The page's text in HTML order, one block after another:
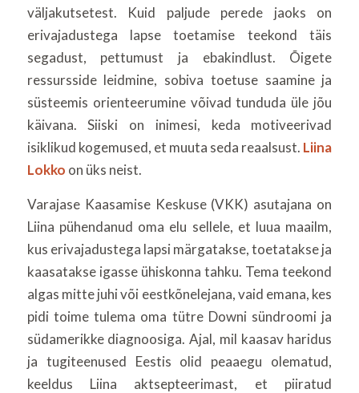
väljakutsetest. Kuid paljude perede jaoks on
erivajadustega lapse toetamise teekond täis
segadust, pettumust ja ebakindlust. Õigete
ressursside leidmine, sobiva toetuse saamine ja
süsteemis orienteerumine võivad tunduda üle jõu
käivana. Siiski on inimesi, keda motiveerivad
isiklikud kogemused, et muuta seda reaalsust. Liina
Lokko on üks neist.
Varajase Kaasamise Keskuse (VKK) asutajana on
Liina pühendanud oma elu sellele, et luua maailm,
kus erivajadustega lapsi märgatakse, toetatakse ja
kaasatakse igasse ühiskonna tahku. Tema teekond
algas mitte juhi või eestkõnelejana, vaid emana, kes
pidi toime tulema oma tütre Downi sündroomi ja
südamerikke diagnoosiga. Ajal, mil kaasav haridus
ja tugiteenused Eestis olid peaaegu olematud,
keeldus Liina aktsepteerimast, et piiratud